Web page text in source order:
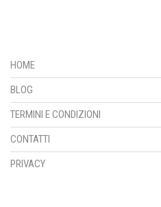
HOME
BLOG
TERMINI E CONDIZIONI
CONTATTI
PRIVACY